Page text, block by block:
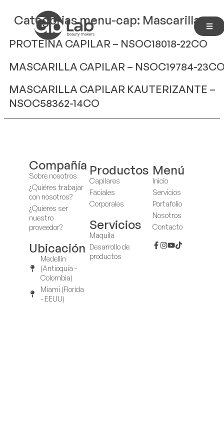
Categorias menu-cap: Mascarillas
PROTEINA CAPILAR – NSOC18018-22CO
MASCARILLA CAPILAR – NSOC19784-
MASCARILLA CAPILAR KAUTERIZANTE –
NSOC58362-14CO
Compañía
Sobre nosotros
¿Quiéres trabajar
con nosotros?
¿Quieres ser
nuestro
proveedor?
Ubicación
Medellín
(Antioquia -
Colombia)
Miami (Florida
- EEUU)
Productos
Capilares
Faciales
Corporales
Servicios
Maquila
Desarrollo de
productos
Menú
Inicio
Servicios
Portafolio
Nosotros
Contacto